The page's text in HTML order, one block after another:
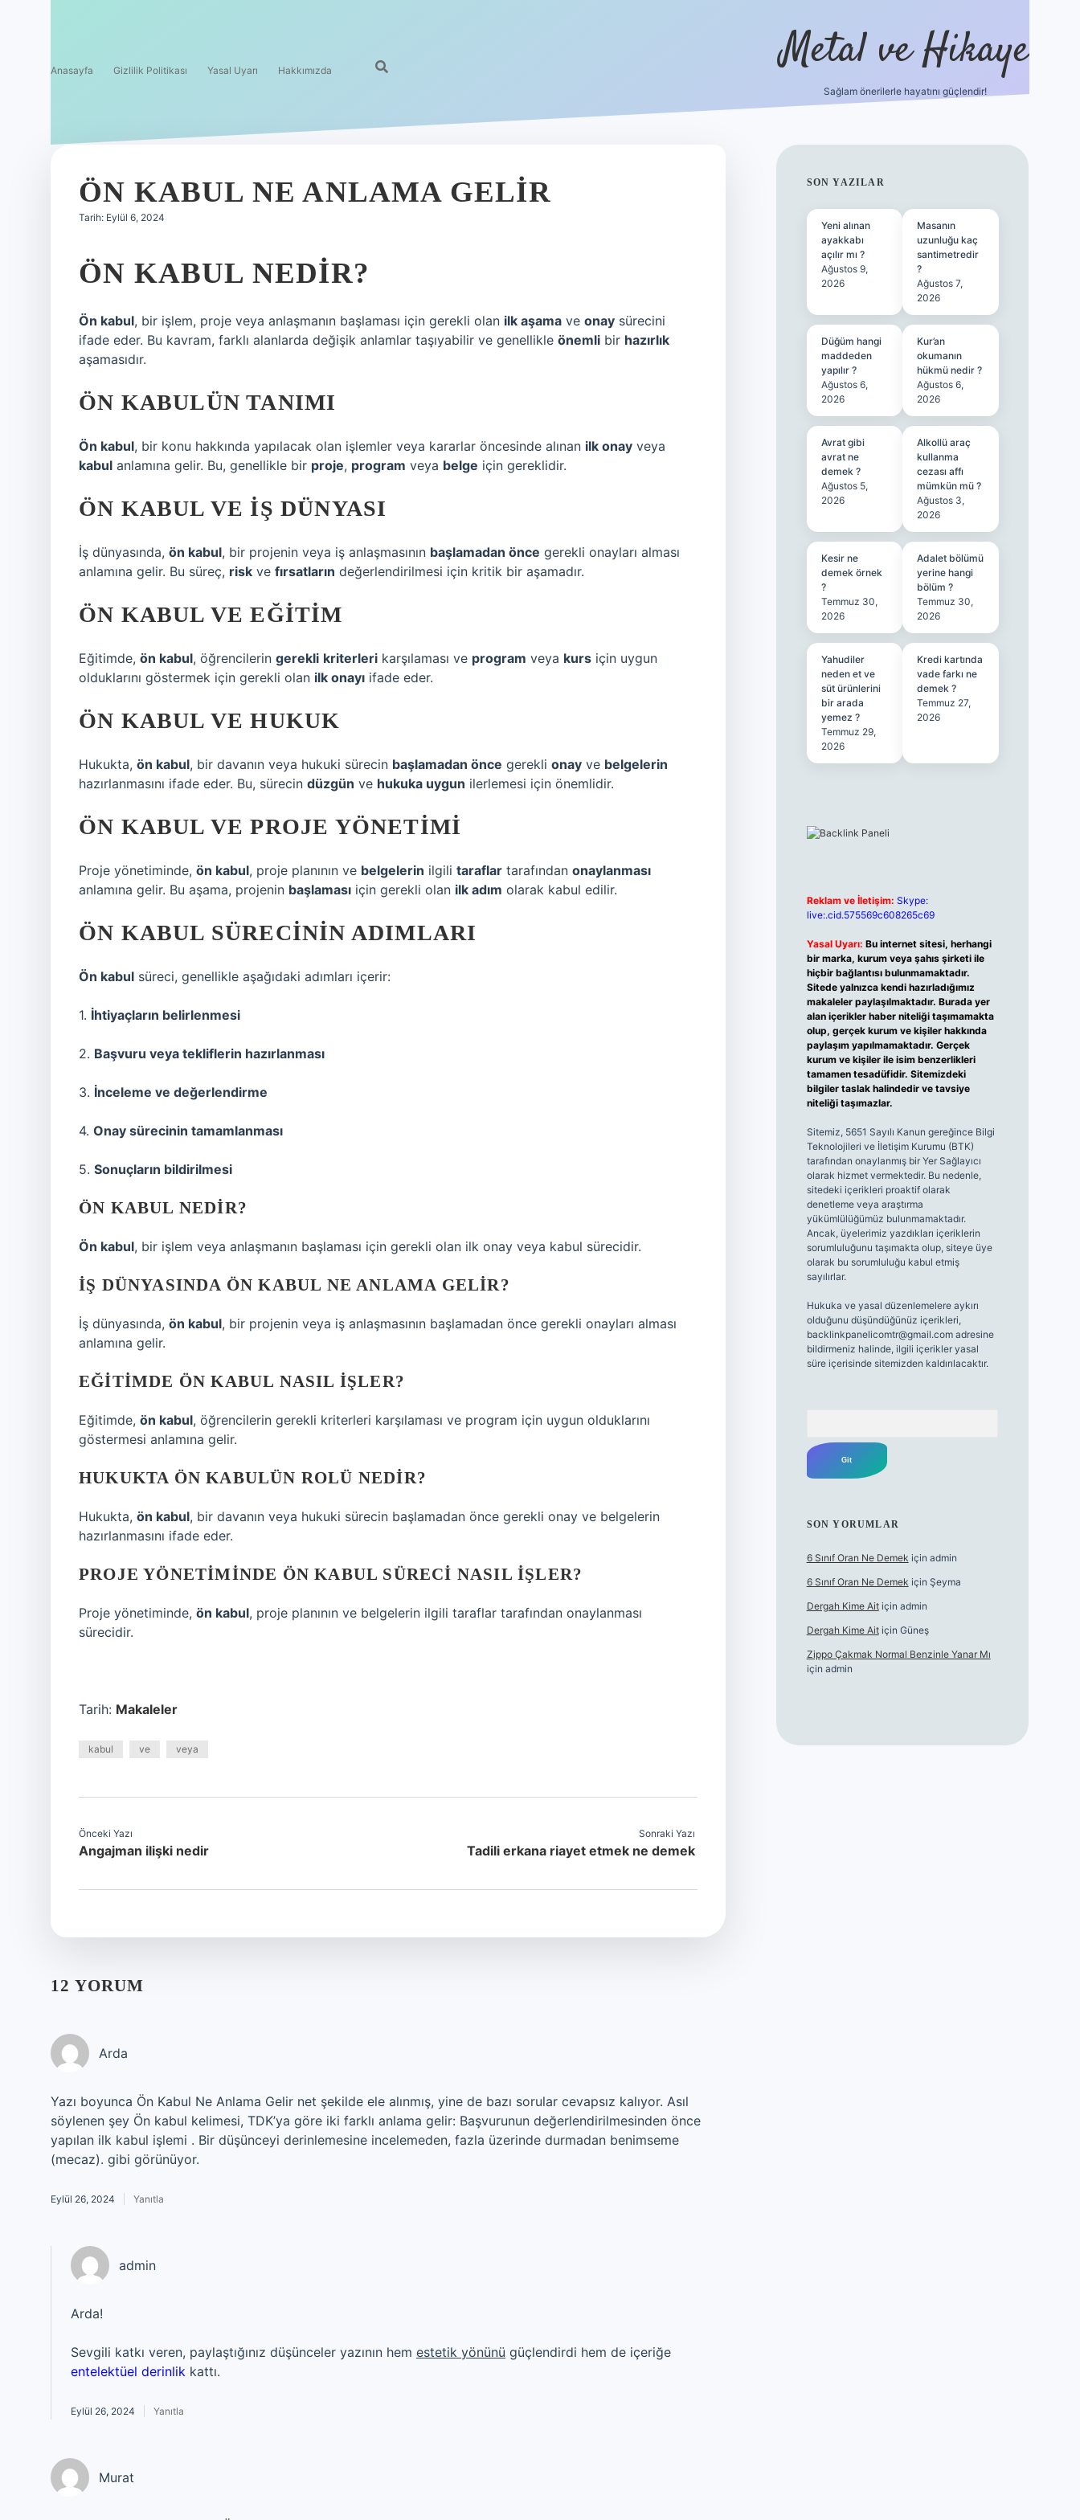
Anasayfa Gizlilik Politikası Yasal Uyarı Hakkımızda Metal ve Hikaye
Sağlam önerilerle hayatını güçlendir!
ÖN KABUL NE ANLAMA GELIR
Tarih: Eylül 6, 2024
ÖN KABUL NEDIR?
Ön kabul, bir işlem, proje veya anlaşmanın başlaması için gerekli olan ilk aşama ve onay sürecini
ifade eder. Bu kavram, farklı alanlarda değişik anlamlar taşıyabilir ve genellikle önemli bir hazırlık
aşamasıdır.
ÖN KABULÜN TANIMI
Ön kabul, bir konu hakkında yapılacak olan işlemler veya kararlar öncesinde alınan ilk onay veya
kabul anlamına gelir. Bu, genellikle bir proje, program veya belge için gereklidir.
ÖN KABUL VE İŞ DÜNYASI
İş dünyasında, ön kabul, bir projenin veya iş anlaşmasının başlamadan önce gerekli onayları alması
anlamına gelir. Bu süreç, risk ve fırsatların değerlendirilmesi için kritik bir aşamadır.
ÖN KABUL VE EĞITIM
Eğitimde, ön kabul, öğrencilerin gerekli kriterleri karşılaması ve program veya kurs için uygun
olduklarını göstermek için gerekli olan ilk onayı ifade eder.
ÖN KABUL VE HUKUK
Hukukta, ön kabul, bir davanın veya hukuki sürecin başlamadan önce gerekli onay ve belgelerin
hazırlanmasını ifade eder. Bu, sürecin düzgün ve hukuka uygun ilerlemesi için önemlidir.
ÖN KABUL VE PROJE YÖNETIMI
Proje yönetiminde, ön kabul, proje planının ve belgelerin ilgili taraflar tarafından onaylanması
anlamına gelir. Bu aşama, projenin başlaması için gerekli olan ilk adım olarak kabul edilir.
ÖN KABUL SÜRECININ ADIMLARI
Ön kabul süreci, genellikle aşağıdaki adımları içerir:
1. İhtiyaçların belirlenmesi
2. Başvuru veya tekliflerin hazırlanması
3. İnceleme ve değerlendirme
4. Onay sürecinin tamamlanması
5. Sonuçların bildirilmesi
ÖN KABUL NEDIR?
Ön kabul, bir işlem veya anlaşmanın başlaması için gerekli olan ilk onay veya kabul sürecidir.
İŞ DÜNYASINDA ÖN KABUL NE ANLAMA GELIR?
İş dünyasında, ön kabul, bir projenin veya iş anlaşmasının başlamadan önce gerekli onayları alması
anlamına gelir.
EĞITIMDE ÖN KABUL NASIL IŞLER?
Eğitimde, ön kabul, öğrencilerin gerekli kriterleri karşılaması ve program için uygun olduklarını
göstermesi anlamına gelir.
HUKUKTA ÖN KABULÜN ROLÜ NEDIR?
Hukukta, ön kabul, bir davanın veya hukuki sürecin başlamadan önce gerekli onay ve belgelerin
hazırlanmasını ifade eder.
PROJE YÖNETIMINDE ÖN KABUL SÜRECI NASIL IŞLER?
Proje yönetiminde, ön kabul, proje planının ve belgelerin ilgili taraflar tarafından onaylanması
sürecidir.
Tarih: Makaleler
kabul ve veya
Önceki Yazı
Angajman ilişki nedir
Sonraki Yazı
Tadili erkana riayet etmek ne demek
12 YORUM
Arda
Yazı boyunca Ön Kabul Ne Anlama Gelir net şekilde ele alınmış, yine de bazı sorular cevapsız kalıyor. Asıl
söylenen şey Ön kabul kelimesi, TDK’ya göre iki farklı anlama gelir: Başvurunun değerlendirilmesinden önce
yapılan ilk kabul işlemi . Bir düşünceyi derinlemesine incelemeden, fazla üzerinde durmadan benimseme
(mecaz). gibi görünüyor.
Eylül 26, 2024 Yanıtla
admin
Arda!
Sevgili katkı veren, paylaştığınız düşünceler yazının hem estetik yönünü güçlendirdi hem de içeriğe
entelektüel derinlik kattı.
Eylül 26, 2024 Yanıtla
Murat
SIDEBAR
SON YAZILAR
Yeni alınan
ayakkabı
açılır mı ?
Ağustos 9,
2026
Masanın
uzunluğu kaç
santimetredir
?
Ağustos 7,
2026
Düğüm hangi
maddeden
yapılır ?
Ağustos 6,
2026
Kur’an
okumanın
hükmü nedir ?
Ağustos 6,
2026
Avrat gibi
avrat ne
demek ?
Ağustos 5,
2026
Alkollü araç
kullanma
cezası affı
mümkün mü ?
Ağustos 3,
2026
Kesir ne
demek örnek
?
Temmuz 30,
2026
Adalet bölümü
yerine hangi
bölüm ?
Temmuz 30,
2026
Yahudiler
neden et ve
süt ürünlerini
bir arada
yemez ?
Temmuz 29,
2026
Kredi kartında
vade farkı ne
demek ?
Temmuz 27,
2026
Reklam ve İletişim: Skype:
live:.cid.575569c608265c69
Yasal Uyarı: Bu internet sitesi, herhangi
bir marka, kurum veya şahıs şirketi ile
hiçbir bağlantısı bulunmamaktadır.
Sitede yalnızca kendi hazırladığımız
makaleler paylaşılmaktadır. Burada yer
alan içerikler haber niteliği taşımamakta
olup, gerçek kurum ve kişiler hakkında
paylaşım yapılmamaktadır. Gerçek
kurum ve kişiler ile isim benzerlikleri
tamamen tesadüfidir. Sitemizdeki
bilgiler taslak halindedir ve tavsiye
niteliği taşımazlar.
Sitemiz, 5651 Sayılı Kanun gereğince Bilgi
Teknolojileri ve İletişim Kurumu (BTK)
tarafından onaylanmış bir Yer Sağlayıcı
olarak hizmet vermektedir. Bu nedenle,
sitedeki içerikleri proaktif olarak
denetleme veya araştırma
yükümlülüğümüz bulunmamaktadır.
Ancak, üyelerimiz yazdıkları içeriklerin
sorumluluğunu taşımakta olup, siteye üye
olarak bu sorumluluğu kabul etmiş
sayılırlar.
Hukuka ve yasal düzenlemelere aykırı
olduğunu düşündüğünüz içerikleri,
backlinkpanelicomtr@gmail.comadresine
bildirmeniz halinde, ilgili içerikler yasal
süre içerisinde sitemizden kaldırılacaktır.
SON YORUMLAR
6 Sınıf Oran Ne Demek için admin
6 Sınıf Oran Ne Demek için Şeyma
Dergah Kime Aitiçin admin
Dergah Kime Aitiçin Güneş
Zippo Çakmak Normal Benzinle Yanar Mı
için admin
https://betci.co/famecasino güncel giriş vdcasino güncel giriş